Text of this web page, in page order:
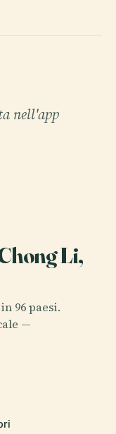
nell'app
Li,
96 paesi.
—